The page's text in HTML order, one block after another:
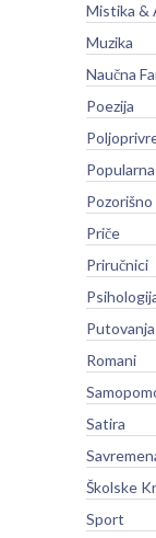
Mistika &
Muzika
Naučna
Poezija
Pozorišno
Priče
Priručnici
Romani
Satira
Školske
Sport